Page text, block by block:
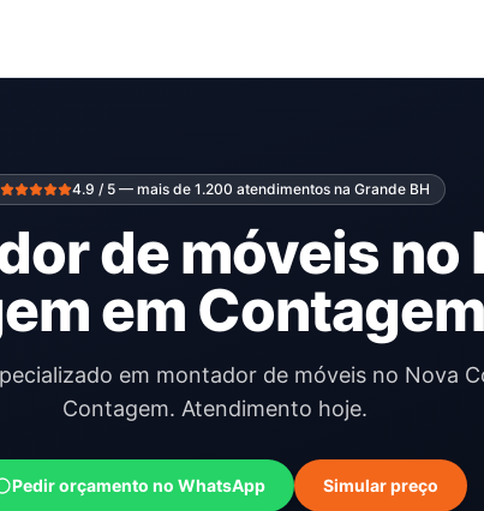
4.9 / 5 — mais de 1.200 atendimentos na Grande BH
de móveis no
em
em montador de móveis no Nova
Contagem. Atendimento hoje.
Pedir orçamento no WhatsApp Simular preço